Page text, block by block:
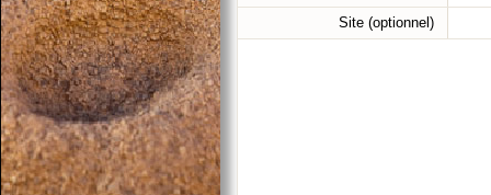
Site (optionnel)